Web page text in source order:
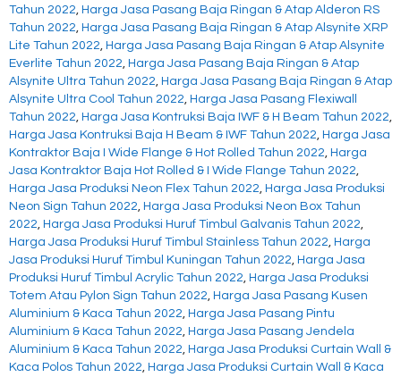
Tahun 2022, Harga Jasa Pasang Baja Ringan & Atap Alderon RS
Tahun 2022, Harga Jasa Pasang Baja Ringan & Atap Alsynite XRP
Lite Tahun 2022, Harga Jasa Pasang Baja Ringan & Atap Alsynite
Everlite Tahun 2022, Harga Jasa Pasang Baja Ringan & Atap
Alsynite Ultra Tahun 2022, Harga Jasa Pasang Baja Ringan & Atap
Alsynite Ultra Cool Tahun 2022, Harga Jasa Pasang Flexiwall
Tahun 2022, Harga Jasa Kontruksi Baja IWF & H Beam Tahun 2022,
Harga Jasa Kontruksi Baja H Beam & IWF Tahun 2022, Harga Jasa
Kontraktor Baja I Wide Flange & Hot Rolled Tahun 2022, Harga
Jasa Kontraktor Baja Hot Rolled & I Wide Flange Tahun 2022,
Harga Jasa Produksi Neon Flex Tahun 2022, Harga Jasa Produksi
Neon Sign Tahun 2022, Harga Jasa Produksi Neon Box Tahun
2022, Harga Jasa Produksi Huruf Timbul Galvanis Tahun 2022,
Harga Jasa Produksi Huruf Timbul Stainless Tahun 2022, Harga
Jasa Produksi Huruf Timbul Kuningan Tahun 2022, Harga Jasa
Produksi Huruf Timbul Acrylic Tahun 2022, Harga Jasa Produksi
Totem Atau Pylon Sign Tahun 2022, Harga Jasa Pasang Kusen
Aluminium & Kaca Tahun 2022, Harga Jasa Pasang Pintu
Aluminium & Kaca Tahun 2022, Harga Jasa Pasang Jendela
Aluminium & Kaca Tahun 2022, Harga Jasa Produksi Curtain Wall &
Kaca Polos Tahun 2022, Harga Jasa Produksi Curtain Wall & Kaca